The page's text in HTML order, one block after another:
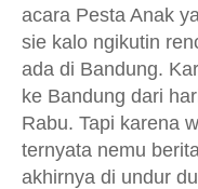
acara Pesta Anak
sie kalo ngikutin
ada di Bandung.
ke Bandung dari
Rabu. Tapi karena
ternyata nemu
akhirnya di undur